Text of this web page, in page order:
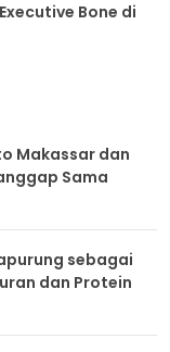
Bone di
Makassar dan
Sama
sebagai
dan Protein